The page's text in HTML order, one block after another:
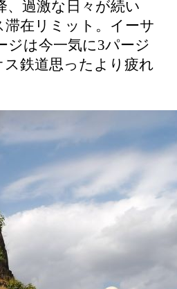
過激な日々が続い
在リミット。イーサ
は今一気に3パージ
鉄道思ったより疲れ